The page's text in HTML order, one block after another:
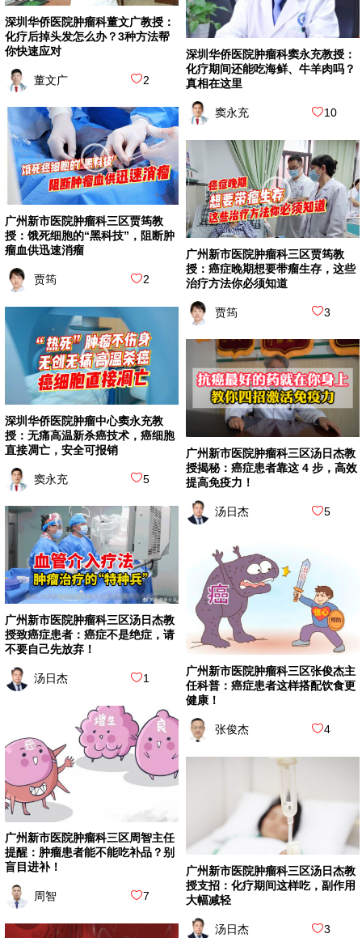
深圳华侨医院肿瘤科董文广教授：
化疗后掉头发怎么办？3种方法帮
你快速应对
董文广 2
广州新市医院肿瘤科三区贾筠教
授：饿死细胞的“黑科技”，阻断肿
瘤血供迅速消瘤
贾筠 2
深圳华侨医院肿瘤中心窦永充教
授：无痛高温新杀癌技术，癌细胞
直接凋亡，安全可报销
窦永充 5
广州新市医院肿瘤科三区汤日杰教
授致癌症患者：癌症不是绝症，请
不要自己先放弃！
汤日杰 1
广州新市医院肿瘤科三区周智主任
提醒：肿瘤患者能不能吃补品？别
盲目进补！
周智 7
深圳华侨医院肿瘤科窦永充教授：
化疗期间还能吃海鲜、牛羊肉吗？
真相在这里
窦永充 10
广州新市医院肿瘤科三区贾筠教
授：癌症晚期想要带瘤生存，这些
治疗方法你必须知道
贾筠 3
广州新市医院肿瘤科三区汤日杰教
授揭秘：癌症患者靠这 4 步，高效
提高免疫力！
汤日杰 5
广州新市医院肿瘤科三区张俊杰主
任科普：癌症患者这样搭配饮食更
健康！
张俊杰 4
广州新市医院肿瘤科三区汤日杰教
授支招：化疗期间这样吃，副作用
大幅减轻
汤日杰 3